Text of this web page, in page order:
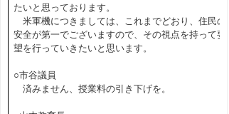
たいと思っております。
米軍機につきましては、これまでどおり、住民の
安全が第一でございますので、その視点を持って要
望を行っていきたいと思います。
○市谷議員
済みません、授業料の引き下げを。